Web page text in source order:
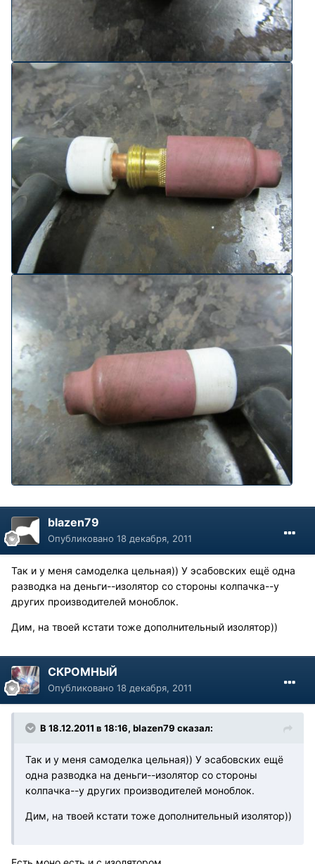
blazen79
Опубликовано 18 декабря, 2011
Так и у меня самоделка цельная)) У эсабовских ещё одна
разводка на деньги--изолятор со стороны колпачка--у
других производителей моноблок.
Дим, на твоей кстати тоже дополнительный изолятор))
СКРОМНЫЙ
Опубликовано 18 декабря, 2011
В 18.12.2011 в 18:16, blazen79 сказал:
Так и у меня самоделка цельная)) У эсабовских ещё
одна разводка на деньги--изолятор со стороны
колпачка--у других производителей моноблок.
Дим, на твоей кстати тоже дополнительный изолятор))